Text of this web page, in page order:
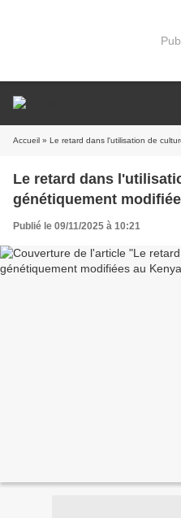
Accueil » Le retard dans l'utilisation de
Le retard dans
génétiquement
Publié le 09/11/2025 à 10:21